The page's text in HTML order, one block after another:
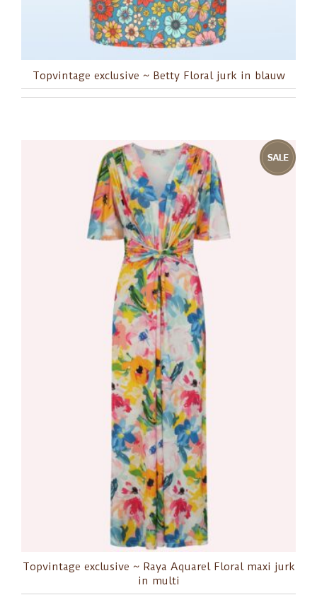
Topvintage exclusive ~ Betty Floral jurk in blauw
Topvintage exclusive ~ Raya Aquarel Floral maxi jurk
in multi